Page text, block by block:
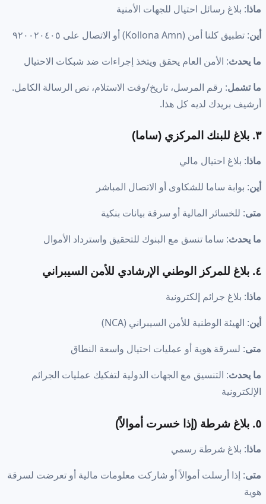
ماذا: بلاغ رسائل احتيال للجهات الأمنية
أين: تطبيق كلنا أمن (Kollona Amn) أو الاتصال على ٩٢٠٠٢٠٤٠٥
ما يحدث: الأمن العام يحقق ويتخذ إجراءات ضد شبكات الاحتيال
ما تشمل: رقم المرسل، تاريخ/وقت الاستلام، نص الرسالة الكامل.
أرشيف بريدك لديه كل هذا.
٣. بلاغ للبنك المركزي (ساما)
ماذا: بلاغ احتيال مالي
أين: بوابة ساما للشكاوى أو الاتصال المباشر
متى: للخسائر المالية أو سرقة بيانات بنكية
ما يحدث: ساما تنسق مع البنوك للتحقيق واسترداد الأموال
٤. بلاغ للمركز الوطني الإرشادي للأمن السيبراني
ماذا: بلاغ جرائم إلكترونية
أين: الهيئة الوطنية للأمن السيبراني (NCA)
متى: لسرقة هوية أو عمليات احتيال واسعة النطاق
ما يحدث: التنسيق مع الجهات الدولية لتفكيك عمليات الجرائم
الإلكترونية
٥. بلاغ شرطة (إذا خسرت أموالاً)
ماذا: بلاغ شرطة رسمي
متى: إذا أرسلت أموالاً أو شاركت معلومات مالية أو تعرضت لسرقة
هوية